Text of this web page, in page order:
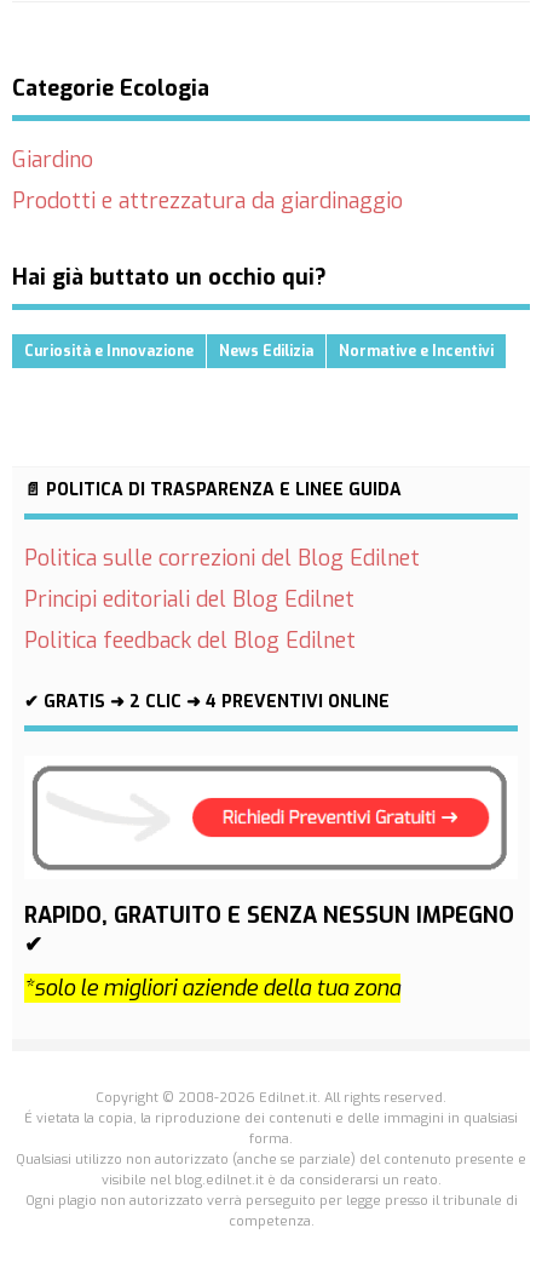
Categorie Ecologia
Giardino
Prodotti e attrezzatura da giardinaggio
Hai già buttato un occhio qui?
Curiosità e Innovazione News Edilizia Normative e Incentivi
📄 POLITICA DI TRASPARENZA E LINEE GUIDA
Politica sulle correzioni del Blog Edilnet
Principi editoriali del Blog Edilnet
Politica feedback del Blog Edilnet
✔ GRATIS ➜ 2 CLIC ➜ 4 PREVENTIVI ONLINE
RAPIDO, GRATUITO E SENZA NESSUN IMPEGNO
✔
*solo le migliori aziende della tua zona
Copyright © 2008-2026 Edilnet.it. All rights reserved.
É vietata la copia, la riproduzione dei contenuti e delle immagini in qualsiasi
forma.
Qualsiasi utilizzo non autorizzato (anche se parziale) del contenuto presente e
visibile nel blog.edilnet.it è da considerarsi un reato.
Ogni plagio non autorizzato verrà perseguito per legge presso il tribunale di
competenza.